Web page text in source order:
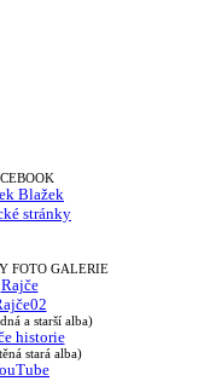
Blažek
stránky
FOTO GALERIE
Rajče
a starší alba)
historie
stará alba)